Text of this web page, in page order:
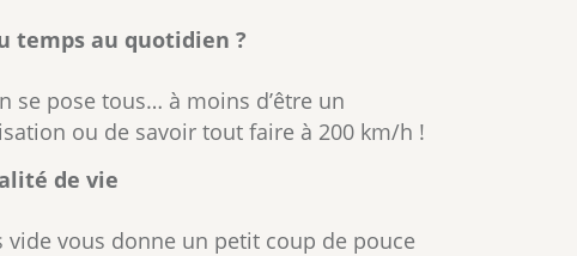
temps au quotidien ?
se pose tous… à moins d’être un
ou de savoir tout faire à 200 km/h !
de vie
vide vous donne un petit coup de pouce